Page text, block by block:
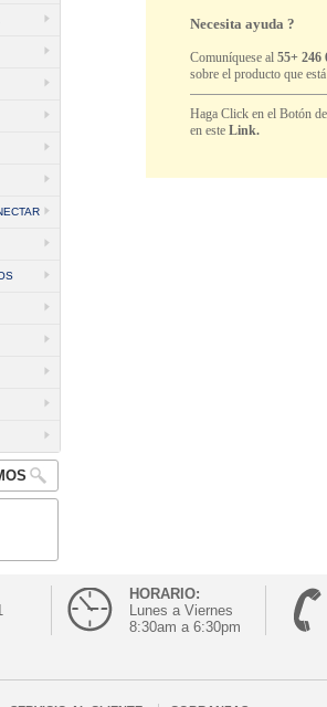
Necesita ayuda ?
Comuníquese al55+ 246
sobre el producto que
Haga Click en el Botón
en esteLink.
HORARIO:
Lunes a Viernes
8:30am a 6:30pm